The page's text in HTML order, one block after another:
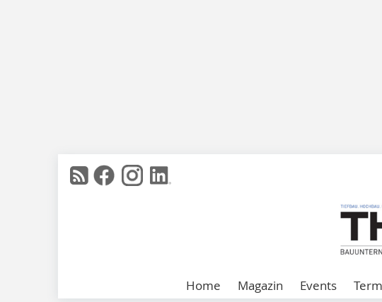
Home Magazin Events